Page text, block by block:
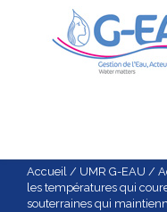
ACTUALITÉS
AGENDA
Accueil / UMR G-EAU /
les températures qui
souterraines qui